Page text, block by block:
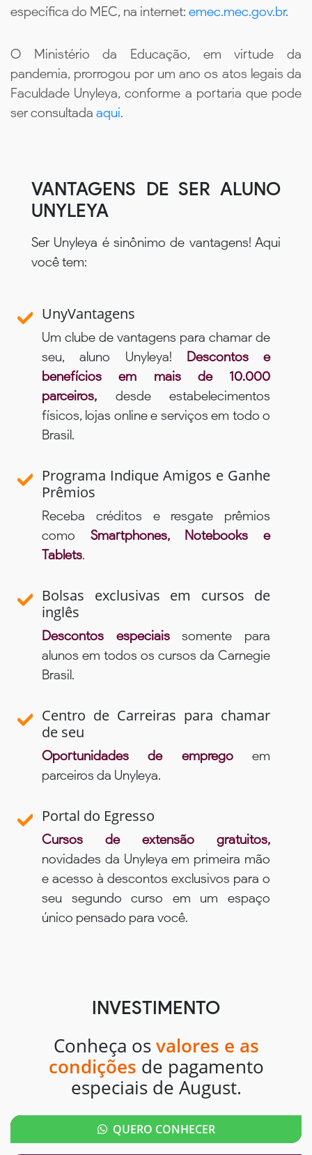
específica do MEC, na internet: emec.mec.gov.br.
O Ministério da Educação, em virtude da
pandemia, prorrogou por um ano os atos legais da
Faculdade Unyleya, conforme a portaria que pode
ser consultada aqui.
VANTAGENS DE SER ALUNO
UNYLEYA
Ser Unyleya é sinônimo de vantagens! Aqui
você tem:
UnyVantagens
Um clube de vantagens para chamar de
seu, aluno Unyleya! Descontos e
benefícios em mais de 10.000
parceiros, desde estabelecimentos
físicos, lojas online e serviços em todo o
Brasil.
Programa Indique Amigos e Ganhe
Prêmios
Receba créditos e resgate prêmios
como Smartphones, Notebooks e
Tablets.
Bolsas exclusivas em cursos de
inglês
Descontos especiaissomente para
alunos em todos os cursos da Carnegie
Brasil.
Centro de Carreiras para chamar
de seu
Oportunidades de empregoem
parceiros da Unyleya.
Portal do Egresso
Cursos de extensão gratuitos,
novidades da Unyleya em primeira mão
e acesso à descontos exclusivos para o
seu segundo curso em um espaço
único pensado para você.
INVESTIMENTO
Conheça os valores e as
condições de pagamento
especiais de August.
QUERO CONHECER